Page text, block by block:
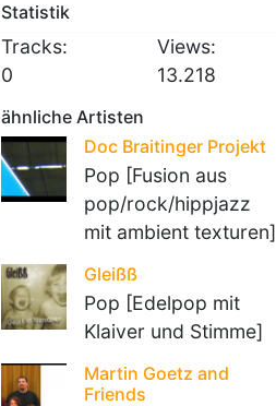
Statistik
Tracks:
0
Views:
13.218
ähnliche Artisten
Doc Braitinger Projekt
Pop [Fusion aus
pop/rock/hippjazz
mit ambient texturen]
Gleißß
Pop [Edelpop mit
Klaiver und Stimme]
Martin Goetz and
Friends